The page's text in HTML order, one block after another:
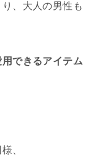
、大人の男性も
できるアイテム
、